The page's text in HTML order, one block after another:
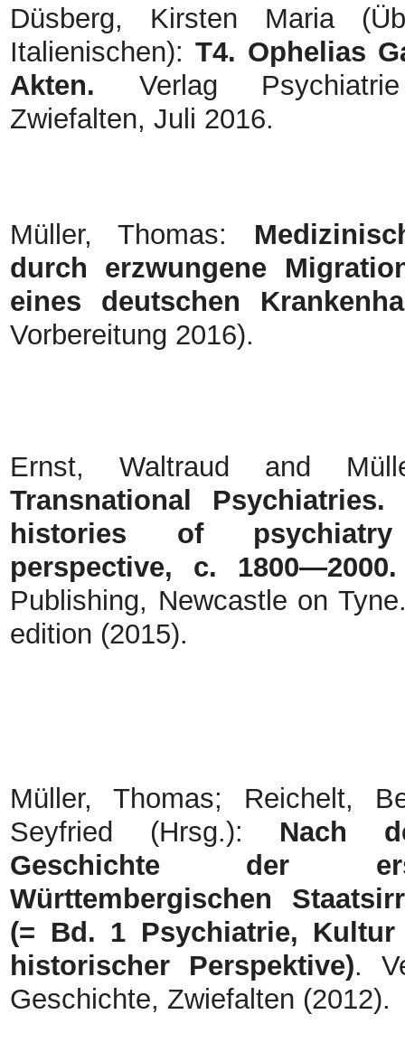
Düsberg, Kirsten Maria
Italienischen): T4. Ophelias
Akten. Verlag
Zwiefalten, Juli 2016.
Müller, Thomas:
durch erzwungene
eines deutschen
Vorbereitung 2016).
Ernst, Waltraud and
Transnational
histories of
perspective, c. 1800—2000.
Publishing, Newcastle on
edition (2015).
Müller, Thomas; Reichelt,
Seyfried (Hrsg.): Nach
Geschichte der
Württembergischen
(= Bd. 1 Psychiatrie,
historischer Perspektive).
Geschichte, Zwiefalten (2012).